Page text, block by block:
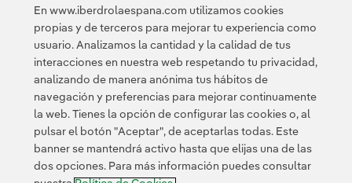
Innovación
Innovación en
nuestro negocio
Innovación
colaborativa
Next Generation EU
Ciberseguridad en
España
Smart Grids
Innovation Hub
En www.iberdrolaespana.com utilizamos cookies
propias y de terceros para mejorar tu experiencia como
usuario. Analizamos la cantidad y la calidad de tus
interacciones en nuestra web respetando tu privacidad,
analizando de manera anónima tus hábitos de
navegación y preferencias para mejorar continuamente
la web. Tienes la opción de configurar las cookies o, al
pulsar el botón "Aceptar", de aceptarlas todas. Este
banner se mantendrá activo hasta que elijas una de las
dos opciones. Para más información puedes consultar